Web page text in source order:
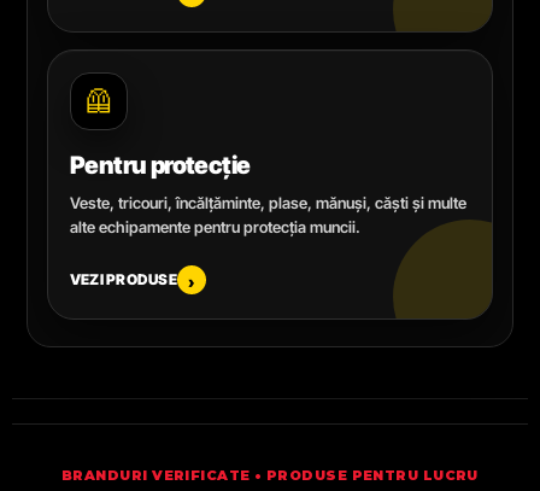
🦺
Pentru protecție
Veste, tricouri, încălțăminte, plase, mănuși, căști și multe
alte echipamente pentru protecția muncii.
VEZI PRODUSE ›
BRANDURI VERIFICATE • PRODUSE PENTRU LUCRU